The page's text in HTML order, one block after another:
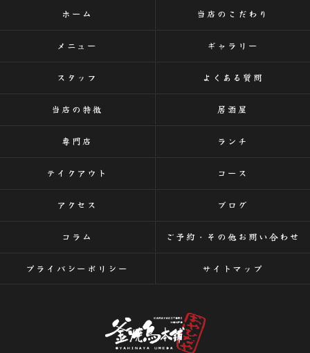
ホーム 当店のこだわり
メニュー ギャラリー
スタッフ よくある質問
当店の特徴 居酒屋
専門店 ランチ
テイクアウト コース
アクセス ブログ
コラム ご予約・その他お問い合わせ
プライバシーポリシー サイトマップ